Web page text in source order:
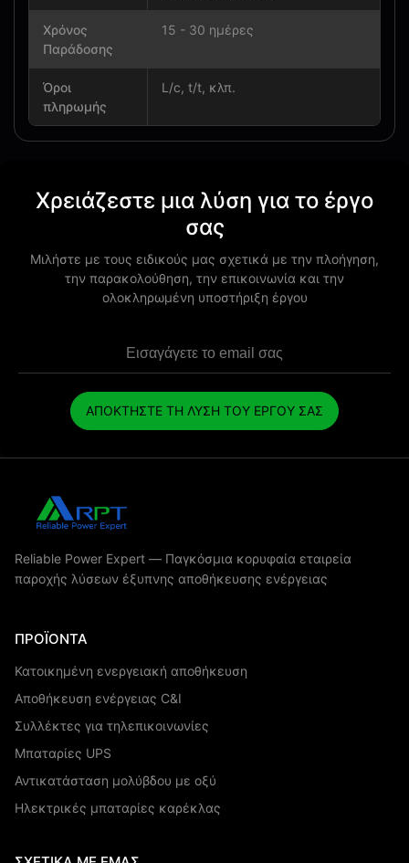
Χρόνος
Παράδοσης
15 - 30 ημέρες
Όροι
πληρωμής
L/c, t/t, κλπ.
Χρειάζεστε μια λύση για το έργο
σας
Μιλήστε με τους ειδικούς μας σχετικά με την πλοήγηση,
την παρακολούθηση, την επικοινωνία και την
ολοκληρωμένη υποστήριξη έργου
ΑΠΟΚΤΗΣΤΕ ΤΗ ΛΥΣΗ ΤΟΥ ΕΡΓΟΥ ΣΑΣ
Reliable Power Expert — Παγκόσμια κορυφαία εταιρεία
παροχής λύσεων έξυπνης αποθήκευσης ενέργειας
ΠΡΟΪΌΝΤΑ
Κατοικημένη ενεργειακή αποθήκευση
Αποθήκευση ενέργειας C&I
Συλλέκτες για τηλεπικοινωνίες
Μπαταρίες UPS
Αντικατάσταση μολύβδου με οξύ
Ηλεκτρικές μπαταρίες καρέκλας